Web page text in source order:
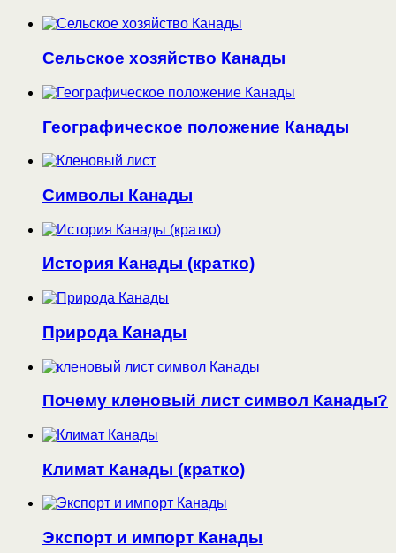
Сельское хозяйство Канады
Географическое положение Канады
Символы Канады
История Канады (кратко)
Природа Канады
Почему кленовый лист символ Канады?
Климат Канады (кратко)
Экспорт и импорт Канады